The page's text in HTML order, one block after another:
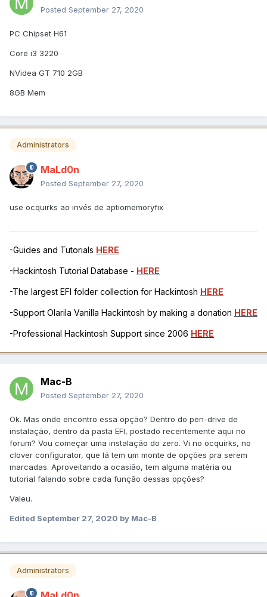
Posted September 27, 2020
PC Chipset H61
Core i3 3220
NVidea GT 710 2GB
8GB Mem
Administrators
MaLd0n
Posted September 27, 2020
use ocquirks ao invés de aptiomemoryfix
-Guides and Tutorials HERE
-Hackintosh Tutorial Database - HERE
-The largest EFI folder collection for Hackintosh HERE
-Support Olarila Vanilla Hackintosh by making a donation HERE
-Professional Hackintosh Support since 2006 HERE
Mac-B
Posted September 27, 2020
Ok. Mas onde encontro essa opção? Dentro do pen-drive de
instalação, dentro da pasta EFI, postado recentemente aqui no
forum? Vou começar uma instalação do zero. Vi no ocquirks, no
clover configurator, que lá tem um monte de opções pra serem
marcadas. Aproveitando a ocasião, tem alguma matéria ou
tutorial falando sobre cada função dessas opções?
Valeu.
Edited September 27, 2020 by Mac-B
Administrators